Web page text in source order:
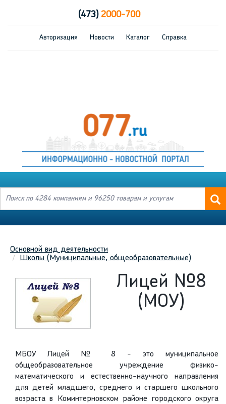
(473)2000-700
Авторизация Новости Каталог Справка
Основной вид деятельности
Школы (Муниципальные, общеобразовательные)
Лицей №8
(МОУ)
МБОУ Лицей № 8 - это муниципальное
общеобразовательное учреждение физико-
математического и естественно-научного направления
для детей младшего, среднего и старшего школьного
возраста в Коминтерновском районе городского округа